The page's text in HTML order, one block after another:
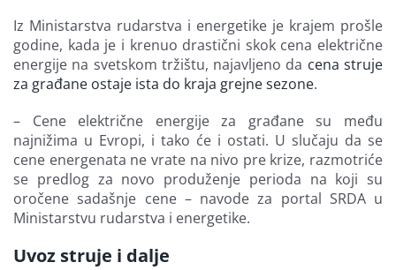
Iz Ministarstva rudarstva i energetike je krajem prošle
godine, kada je i krenuo drastični skok cena električne
energije na svetskom tržištu, najavljeno da cena struje
za građane ostaje ista do kraja grejne sezone.
– Cene električne energije za građane su među
najnižima u Evropi, i tako će i ostati. U slučaju da se
cene energenata ne vrate na nivo pre krize, razmotriće
se predlog za novo produženje perioda na koji su
oročene sadašnje cene – navode za portal SRDA u
Ministarstvu rudarstva i energetike.
Uvoz struje i dalje